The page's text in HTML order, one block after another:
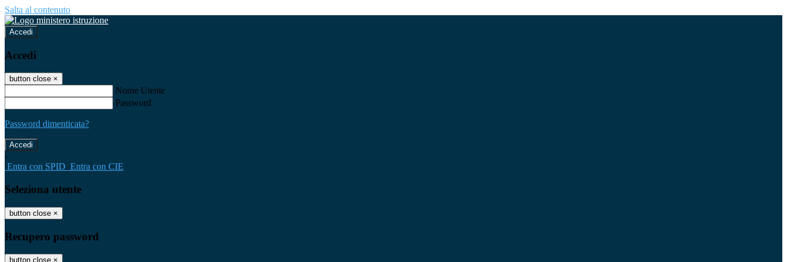
Salta al contenuto
Accedi
Accedi
button close ×
Nome Utente
Password
Password dimenticata?
-
Entra con SPID Entra con CIE
Seleziona utente
button close ×
Recupero password
button close ×